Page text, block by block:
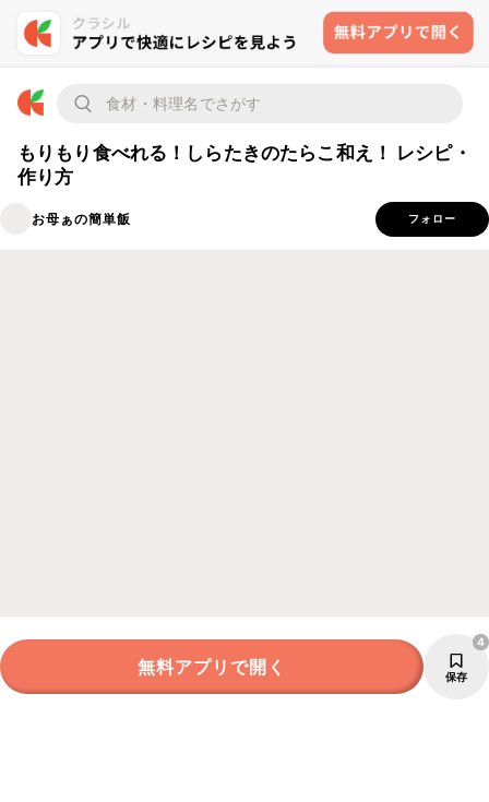
もりもり食べれる！しらたきのたらこ和え！ レシピ・
作り方
お母ぁの簡単飯 フォロー
無料アプリで開く 保存
4